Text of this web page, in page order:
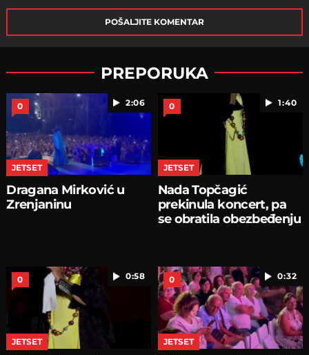
POŠALJITE KOMENTAR
PREPORUKA
2:06
0
JETSET
Dragana Mirković u
Zrenjaninu
1:40
0
JETSET
Nada Topčagić
prekinula koncert, pa
se obratila obezbeđenju
0:58
0
JETSET
0:32
0
JETSET